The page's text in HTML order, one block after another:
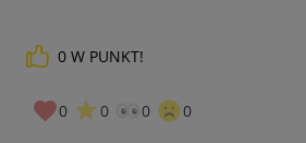
0 W PUNKT!
0 0 0 0